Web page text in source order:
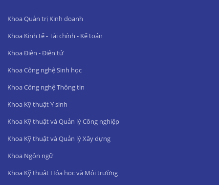
Khoa Quản trị Kinh doanh
Khoa Kinh tế - Tài chính - Kế toán
Khoa Điện - Điện tử
Khoa Công nghệ Sinh học
Khoa Công nghệ Thông tin
Khoa Kỹ thuật Y sinh
Khoa Kỹ thuật và Quản lý Công nghiệp
Khoa Kỹ thuật và Quản lý Xây dựng
Khoa Ngôn ngữ
Khoa Kỹ thuật Hóa học và Môi trường